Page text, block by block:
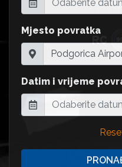
Mjesto povratka
Datim i vrijeme